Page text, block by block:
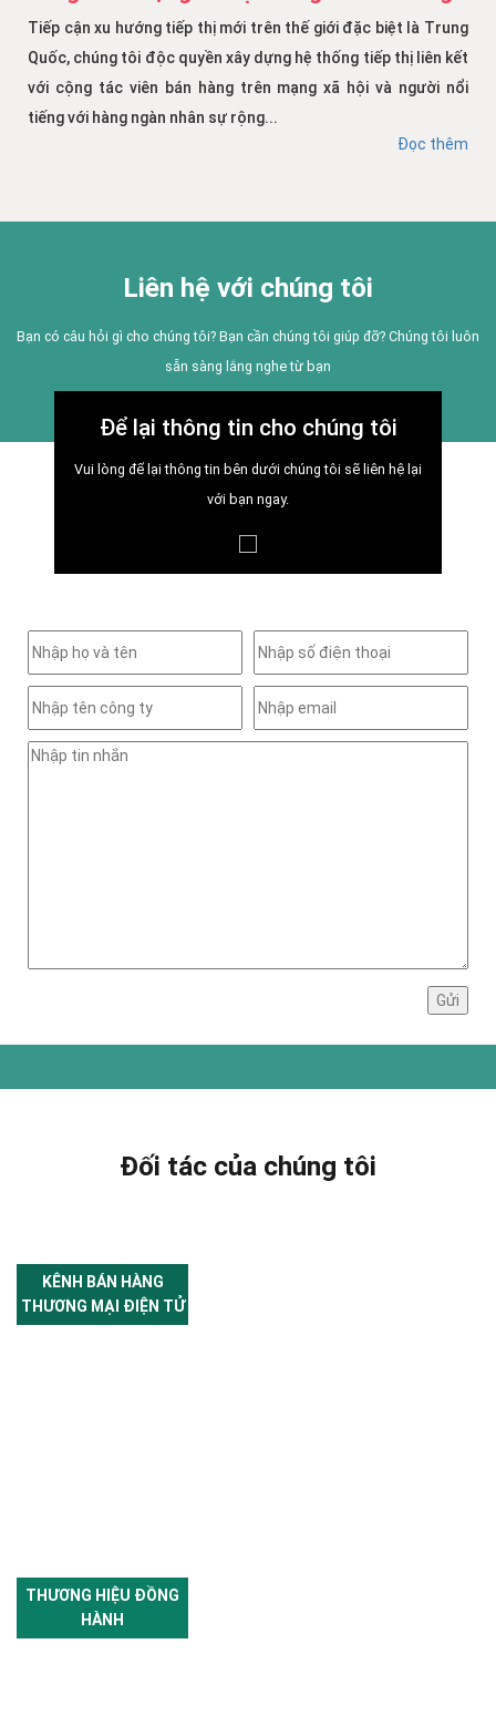
Tiếp cận xu hướng tiếp thị mới trên thế giới đặc biệt là Trung
Quốc, chúng tôi độc quyền xây dựng hệ thống tiếp thị liên kết
với cộng tác viên bán hàng trên mạng xã hội và người nổi
tiếng với hàng ngàn nhân sự rộng...
Đọc thêm
Liên hệ với chúng tôi
Bạn có câu hỏi gì cho chúng tôi? Bạn cần chúng tôi giúp đỡ? Chúng tôi luôn
sẵn sàng lắng nghe từ bạn
Để lại thông tin cho chúng tôi
Vui lòng để lại thông tin bên dưới chúng tôi sẽ liên hệ lại
với bạn ngay.
Đối tác của chúng tôi
KÊNH BÁN HÀNG
THƯƠNG MẠI ĐIỆN TỬ
THƯƠNG HIỆU ĐỒNG
HÀNH